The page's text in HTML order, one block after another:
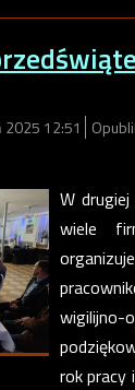
2025 12:51
W drugiej
wiele
wigilijno-
rok pracy